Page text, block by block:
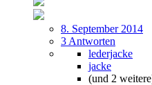
8. September 2014
3 Antworten
lederjacke
jacke
(und 2